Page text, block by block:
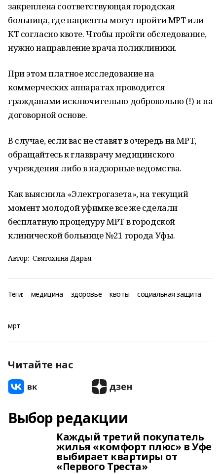
закреплена соответствующая городская
больница, где пациенты могут пройти МРТ или
КТ согласно квоте. Чтобы пройти обследование,
нужно направление врача поликлиники.
При этом платное исследование на
коммерческих аппаратах проводится
гражданами исключительно добровольно (!) и на
договорной основе.
В случае, если вас не ставят в очередь на МРТ,
обращайтесь к главврачу медицинского
учреждения либо в надзорные ведомства.
Как выяснила «Электрогазета», на текущий
момент молодой уфимке все же сделали
бесплатную процедуру МРТ в городской
клинической больнице №21 города Уфы.
Автор: Святохина Дарья
Теги: медицина здоровье квоты социальная защита
мрт
Читайте нас
Выбор редакции
Каждый третий покупатель
жилья «комфорт плюс» в Уфе
выбирает квартиры от
«Первого Треста»